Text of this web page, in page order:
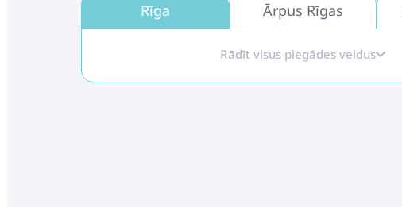
Rīga Ārpus Rīgas
Rādīt visus piegādes veidus